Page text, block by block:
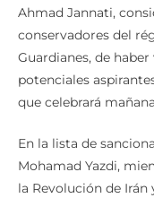
Ahmad Jannati,
conservadores del
Guardianes, de
potenciales
que celebrará
En la lista de
Mohamad Yazdi,
la Revolución de